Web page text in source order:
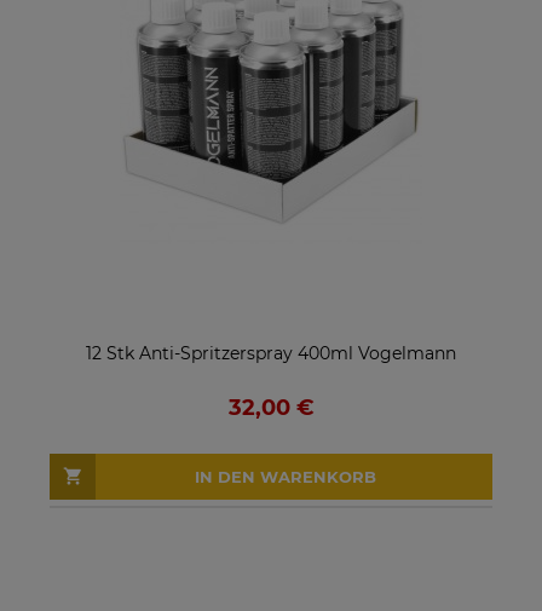
12 Stk Anti-Spritzerspray 400ml Vogelmann
32,00 €
IN DEN WARENKORB